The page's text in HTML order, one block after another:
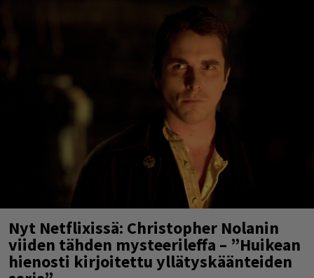
Nyt Netflixissä: Christopher Nolanin
viiden tähden mysteerileffa – ”Huikean
hienosti kirjoitettu yllätyskäänteiden